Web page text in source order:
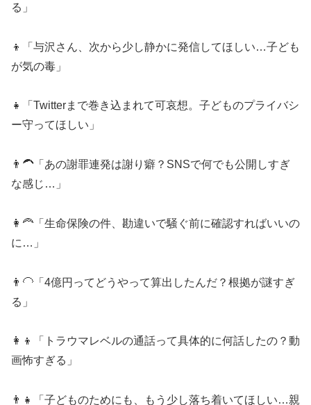
る」
👦「与沢さん、次から少し静かに発信してほしい…子ども
が気の毒」
👧「Twitterまで巻き込まれて可哀想。子どものプライバシ
ー守ってほしい」
👨‍🦱「あの謝罪連発は謝り癖？SNSで何でも公開しすぎ
な感じ…」
👩‍🦰「生命保険の件、勘違いで騒ぐ前に確認すればいいの
に…」
👨‍🦲「4億円ってどうやって算出したんだ？根拠が謎すぎ
る」
👩‍👦「トラウマレベルの通話って具体的に何話したの？動
画怖すぎる」
👨‍👧「子どものためにも、もう少し落ち着いてほしい…親